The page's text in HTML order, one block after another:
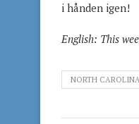
i hånden igen!
English: This
NORTH